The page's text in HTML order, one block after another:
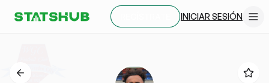
INICIAR SESIÓN